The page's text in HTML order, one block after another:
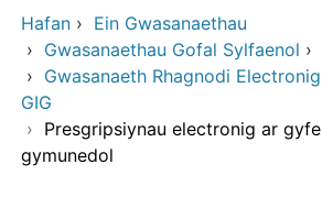
Hafan › Ein Gwasanaethau
› Gwasanaethau Gofal Sylfaenol ›
› Gwasanaeth Rhagnodi
GIG
› Presgripsiynau electronig ar
gymunedol